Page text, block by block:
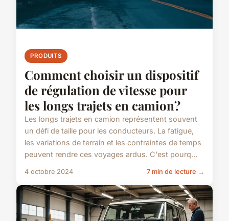
PRODUITS
Comment choisir un dispositif
de régulation de vitesse pour
les longs trajets en camion?
Les longs trajets en camion représentent souvent
un défi de taille pour les conducteurs. La fatigue,
les variations de terrain et les contraintes de temps
peuvent rendre ces voyages ardus. C'est pourq...
4 octobre 2024 7 min de lecture →